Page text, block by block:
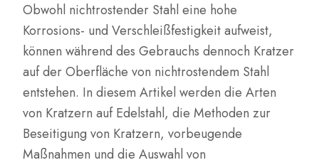
Obwohl nichtrostender Stahl eine hohe
Korrosions- und Verschleißfestigkeit aufweist,
können während des Gebrauchs dennoch Kratzer
auf der Oberfläche von nichtrostendem Stahl
entstehen. In diesem Artikel werden die Arten
von Kratzern auf Edelstahl, die Methoden zur
Beseitigung von Kratzern, vorbeugende
Maßnahmen und die Auswahl von